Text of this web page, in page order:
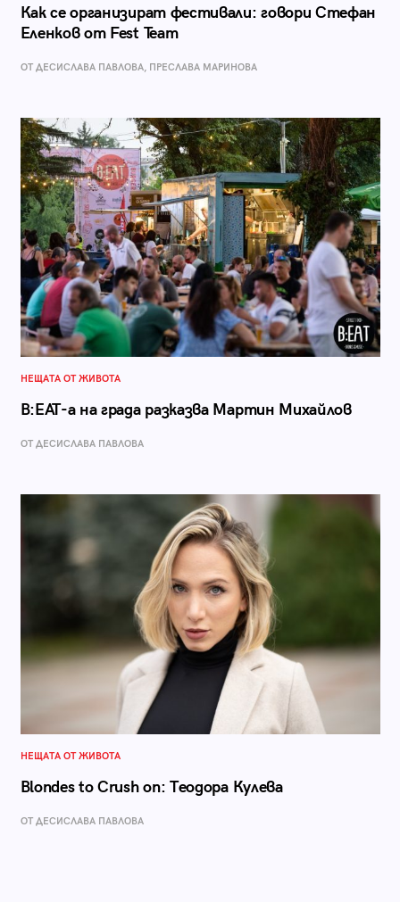
Как се организират фестивали: говори Стефан
Еленков от Fest Team
ОТ ДЕСИСЛАВА ПАВЛОВА, ПРЕСЛАВА МАРИНОВА
НЕЩАТА ОТ ЖИВОТА
B:EAT-а на града разказва Мартин Михайлов
ОТ ДЕСИСЛАВА ПАВЛОВА
НЕЩАТА ОТ ЖИВОТА
Blondes to Crush on: Теодора Кулева
ОТ ДЕСИСЛАВА ПАВЛОВА